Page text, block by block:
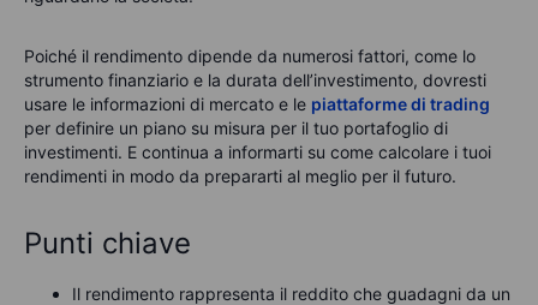
Poiché il rendimento dipende da numerosi fattori, come lo
strumento finanziario e la durata dell’investimento, dovresti
usare le informazioni di mercato e le piattaforme di trading
per definire un piano su misura per il tuo portafoglio di
investimenti. E continua a informarti su come calcolare i tuoi
rendimenti in modo da prepararti al meglio per il futuro.
Punti chiave
Il rendimento rappresenta il reddito che guadagni da un